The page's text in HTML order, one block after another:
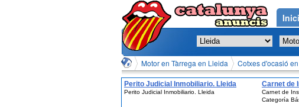
Motor en Tàrrega en Lleida Cotxes d'ocasió
Perito Judicial Inmobiliario. Lleida
Perito Judicial Inmobiliario. Lleida
Carnet de
Carnet de
Categoría
Inici